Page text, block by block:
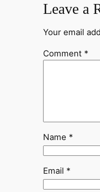
Leave a
Your email
Comment *
Name *
Email *